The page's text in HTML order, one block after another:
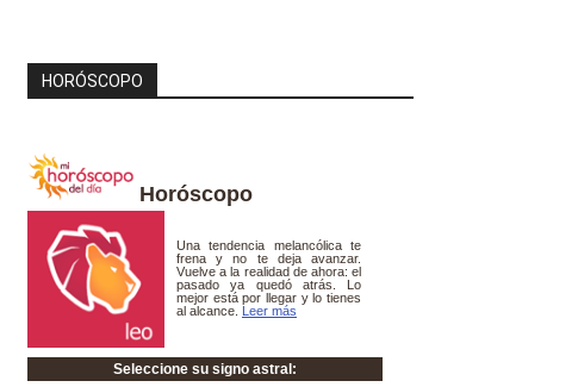
HORÓSCOPO
Horóscopo